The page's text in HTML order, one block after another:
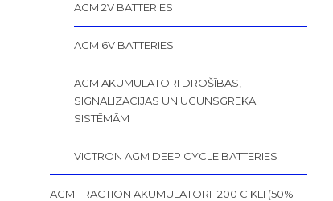
AGM 2V BATTERIES
AGM 6V BATTERIES
AGM AKUMULATORI DROŠĪBAS,
SIGNALIZĀCIJAS UN UGUNSGRĒKA
SISTĒMĀM
VICTRON AGM DEEP CYCLE BATTERIES
AGM TRACTION AKUMULATORI 1200 CIKLI (50%